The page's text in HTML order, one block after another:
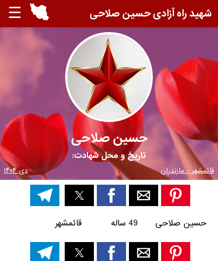
☰ شهید راه آزادی حسین صلاحی
حسین صلاحی
تاریخ و محل شهادت:
قائمشهر - مازندران دی ۱۴۰۴
حسین صلاحی 49 ساله قائمشهر